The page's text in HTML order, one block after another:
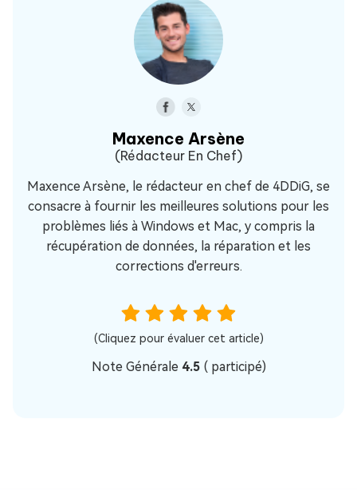
Maxence Arsène
(Rédacteur En Chef)
Maxence Arsène, le rédacteur en chef de 4DDiG, se
consacre à fournir les meilleures solutions pour les
problèmes liés à Windows et Mac, y compris la
récupération de données, la réparation et les
corrections d'erreurs.
(Cliquez pour évaluer cet article)
Note Générale 4.5 (participé)